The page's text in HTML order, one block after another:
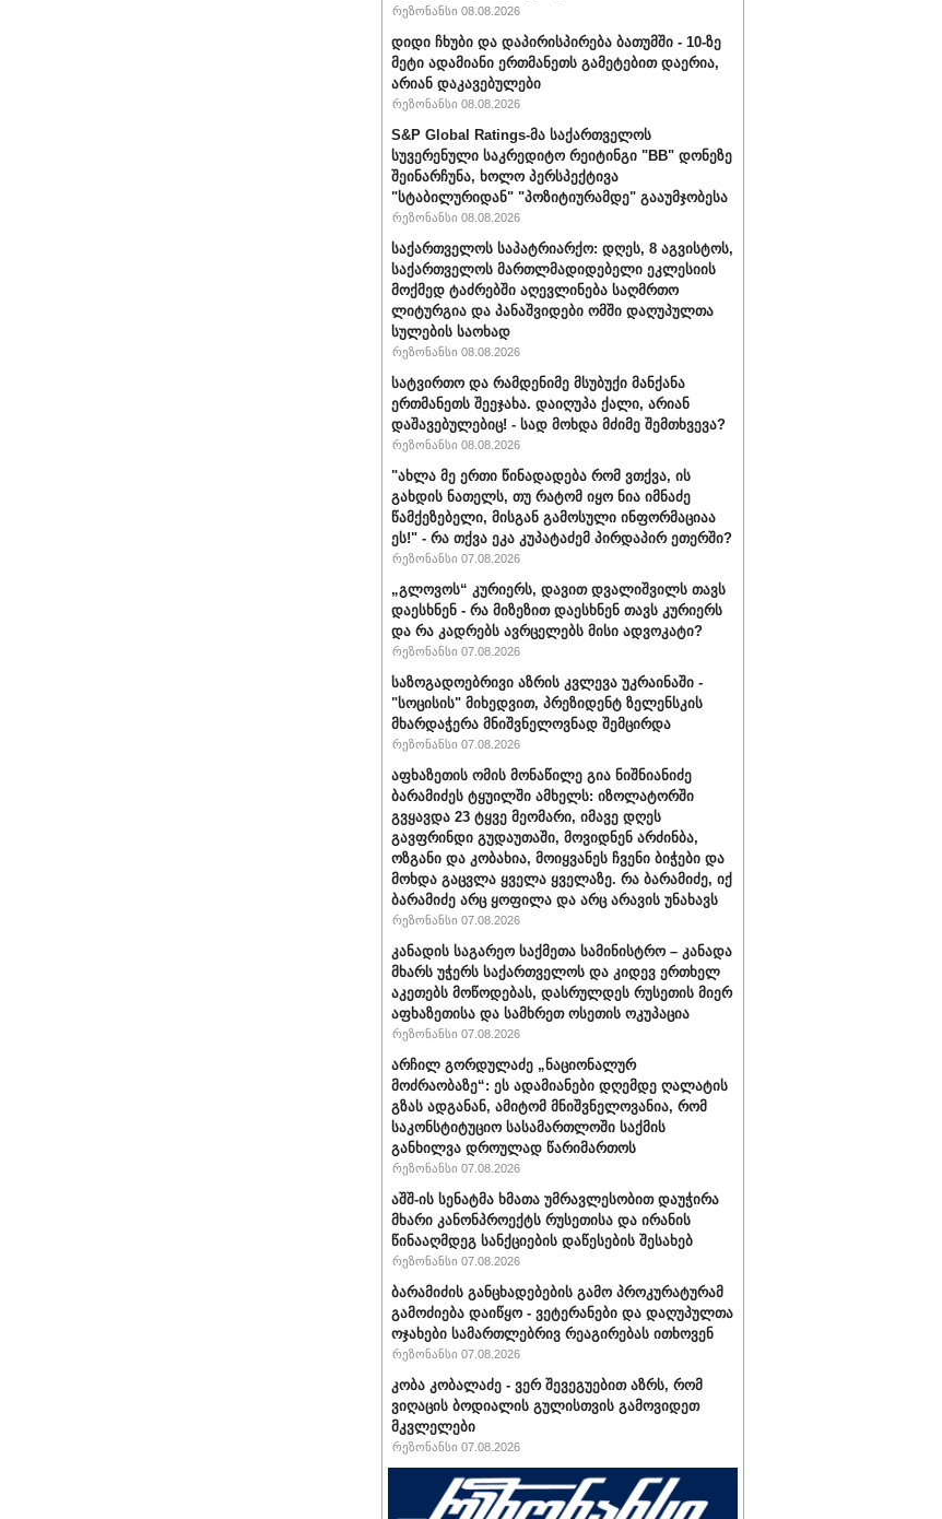
რეზონანსი 08.08.2026
დიდი ჩხუბი და დაპირისპირება ბათუმში - 10-ზე
მეტი ადამიანი ერთმანეთს გამეტებით დაერია,
არიან დაკავებულები
რეზონანსი 08.08.2026
S&P Global Ratings-მა საქართველოს
სუვერენული საკრედიტო რეიტინგი "BB" დონეზე
შეინარჩუნა, ხოლო პერსპექტივა
"სტაბილურიდან" "პოზიტიურამდე" გააუმჯობესა
რეზონანსი 08.08.2026
საქართველოს საპატრიარქო: დღეს, 8 აგვისტოს,
საქართველოს მართლმადიდებელი ეკლესიის
მოქმედ ტაძრებში აღევლინება საღმრთო
ლიტურგია და პანაშვიდები ომში დაღუპულთა
სულების საოხად
რეზონანსი 08.08.2026
სატვირთო და რამდენიმე მსუბუქი მანქანა
ერთმანეთს შეეჯახა. დაიღუპა ქალი, არიან
დაშავებულებიც! - სად მოხდა მძიმე შემთხვევა?
რეზონანსი 08.08.2026
"ახლა მე ერთი წინადადება რომ ვთქვა, ის
გახდის ნათელს, თუ რატომ იყო ნია იმნაძე
წამქეზებელი, მისგან გამოსული ინფორმაციაა
ეს!" - რა თქვა ეკა კუპატაძემ პირდაპირ ეთერში?
რეზონანსი 07.08.2026
„გლოვოს“ კურიერს, დავით დვალიშვილს თავს
დაესხნენ - რა მიზეზით დაესხნენ თავს კურიერს
და რა კადრებს ავრცელებს მისი ადვოკატი?
რეზონანსი 07.08.2026
საზოგადოებრივი აზრის კვლევა უკრაინაში -
"სოცისის" მიხედვით, პრეზიდენტ ზელენსკის
მხარდაჭერა მნიშვნელოვნად შემცირდა
რეზონანსი 07.08.2026
აფხაზეთის ომის მონაწილე გია ნიშნიანიძე
ბარამიძეს ტყუილში ამხელს: იზოლატორში
გვყავდა 23 ტყვე მეომარი, იმავე დღეს
გავფრინდი გუდაუთაში, მოვიდნენ არძინბა,
ოზგანი და კობახია, მოიყვანეს ჩვენი ბიჭები და
მოხდა გაცვლა ყველა ყველაზე. რა ბარამიძე, იქ
ბარამიძე არც ყოფილა და არც არავის უნახავს
რეზონანსი 07.08.2026
კანადის საგარეო საქმეთა სამინისტრო – კანადა
მხარს უჭერს საქართველოს და კიდევ ერთხელ
აკეთებს მოწოდებას, დასრულდეს რუსეთის მიერ
აფხაზეთისა და სამხრეთ ოსეთის ოკუპაცია
რეზონანსი 07.08.2026
არჩილ გორდულაძე „ნაციონალურ
მოძრაობაზე“: ეს ადამიანები დღემდე ღალატის
გზას ადგანან, ამიტომ მნიშვნელოვანია, რომ
საკონსტიტუციო სასამართლოში საქმის
განხილვა დროულად წარიმართოს
რეზონანსი 07.08.2026
აშშ-ის სენატმა ხმათა უმრავლესობით დაუჭირა
მხარი კანონპროექტს რუსეთისა და ირანის
წინააღმდეგ სანქციების დაწესების შესახებ
რეზონანსი 07.08.2026
ბარამიძის განცხადებების გამო პროკურატურამ
გამოძიება დაიწყო - ვეტერანები და დაღუპულთა
ოჯახები სამართლებრივ რეაგირებას ითხოვენ
რეზონანსი 07.08.2026
კობა კობალაძე - ვერ შევეგუებით აზრს, რომ
ვიღაცის ბოდიალის გულისთვის გამოვიდეთ
მკვლელები
რეზონანსი 07.08.2026